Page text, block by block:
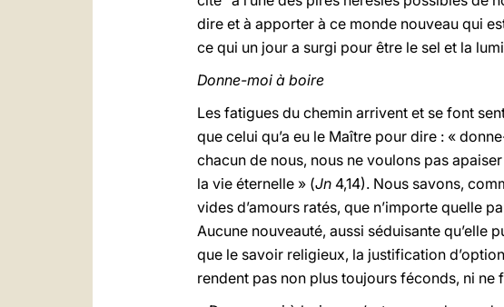
dire et à apporter à ce monde nouveau qui
ce qui un jour a surgi pour être le sel et la
Donne-moi à boire
Les fatigues du chemin arrivent et se font
que celui qu’a eu le Maître pour dire : «
chacun de nous, nous ne voulons pas
la vie éternelle » (Jn 4,14). Nous savons,
vides d’amours ratés, que n’importe quelle
Aucune nouveauté, aussi séduisante qu’elle
que le savoir religieux, la justification
rendent pas non plus toujours féconds, ni ne